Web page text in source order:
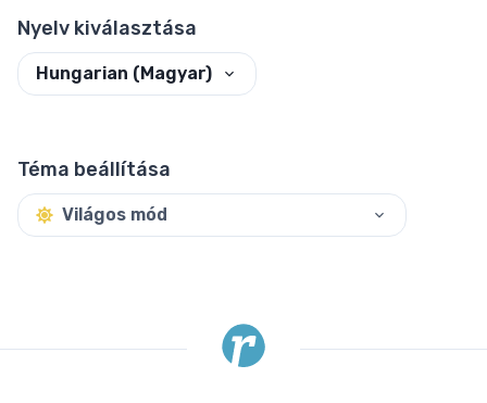
Nyelv kiválasztása
Hungarian (Magyar)
Téma beállítása
Világos mód